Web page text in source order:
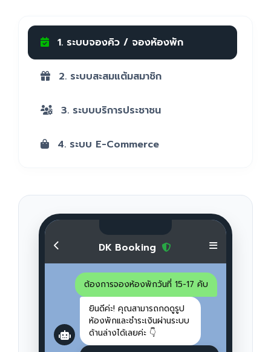
1. ระบบจองคิว / จองห้องพัก
2. ระบบสะสมแต้มสมาชิก
3. ระบบบริการประชาชน
4. ระบบ E-Commerce
DK Booking
ต้องการจองห้องพักวันที่ 15-17 คับ
ยินดีค่ะ! คุณสามารถกดดูรูป
ห้องพักและชำระเงินผ่านระบบ
ด้านล่างได้เลยค่ะ 👇